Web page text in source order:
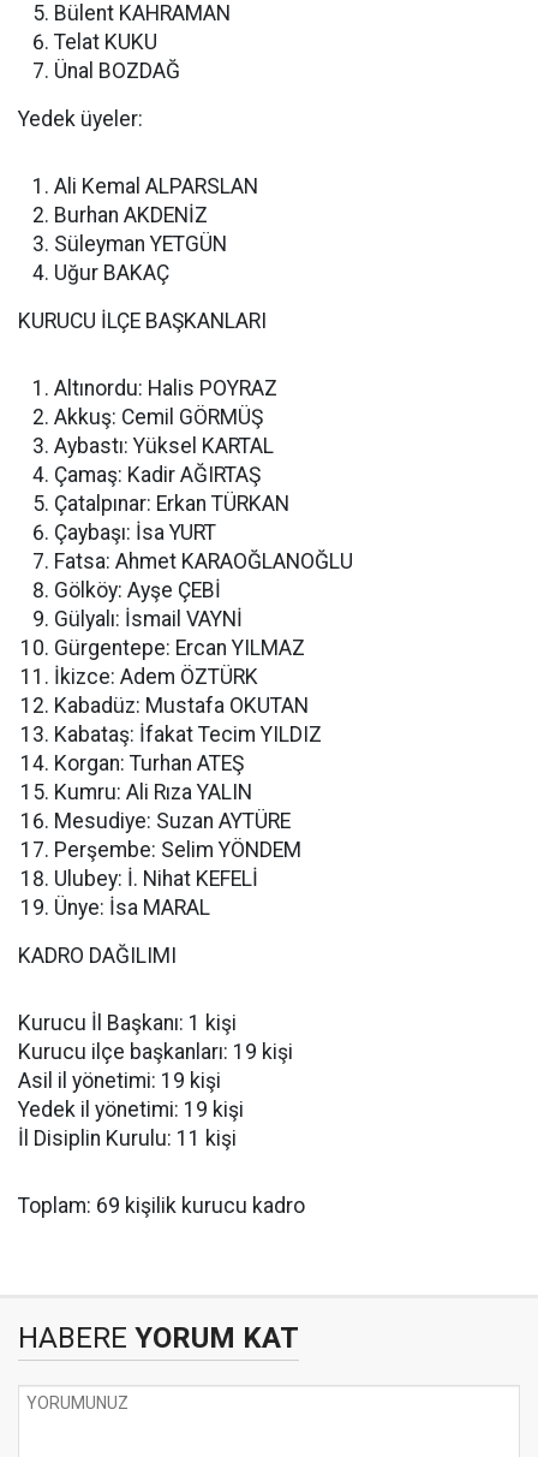
Bülent KAHRAMAN
Telat KUKU
Ünal BOZDAĞ
Yedek üyeler:
Ali Kemal ALPARSLAN
Burhan AKDENİZ
Süleyman YETGÜN
Uğur BAKAÇ
KURUCU İLÇE BAŞKANLARI
Altınordu: Halis POYRAZ
Akkuş: Cemil GÖRMÜŞ
Aybastı: Yüksel KARTAL
Çamaş: Kadir AĞIRTAŞ
Çatalpınar: Erkan TÜRKAN
Çaybaşı: İsa YURT
Fatsa: Ahmet KARAOĞLANOĞLU
Gölköy: Ayşe ÇEBİ
Gülyalı: İsmail VAYNİ
Gürgentepe: Ercan YILMAZ
İkizce: Adem ÖZTÜRK
Kabadüz: Mustafa OKUTAN
Kabataş: İfakat Tecim YILDIZ
Korgan: Turhan ATEŞ
Kumru: Ali Rıza YALIN
Mesudiye: Suzan AYTÜRE
Perşembe: Selim YÖNDEM
Ulubey: İ. Nihat KEFELİ
Ünye: İsa MARAL
KADRO DAĞILIMI
Kurucu İl Başkanı: 1 kişi
Kurucu ilçe başkanları: 19 kişi
Asil il yönetimi: 19 kişi
Yedek il yönetimi: 19 kişi
İl Disiplin Kurulu: 11 kişi
Toplam: 69 kişilik kurucu kadro
HABERE YORUM KAT